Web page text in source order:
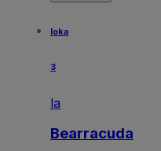
loka
3
la
Bearracuda